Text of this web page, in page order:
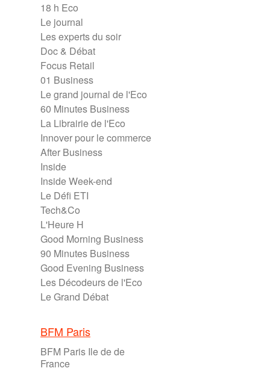
18 h Eco
Le journal
Les experts du soir
Doc & Débat
Focus Retail
01 Business
Le grand journal de l'Eco
60 Minutes Business
La Librairie de l'Eco
Innover pour le commerce
After Business
Inside
Inside Week-end
Le Défi ETI
Tech&Co
L'Heure H
Good Morning Business
90 Minutes Business
Good Evening Business
Les Décodeurs de l'Eco
Le Grand Débat
BFM Paris
BFM Paris Ile de de
France